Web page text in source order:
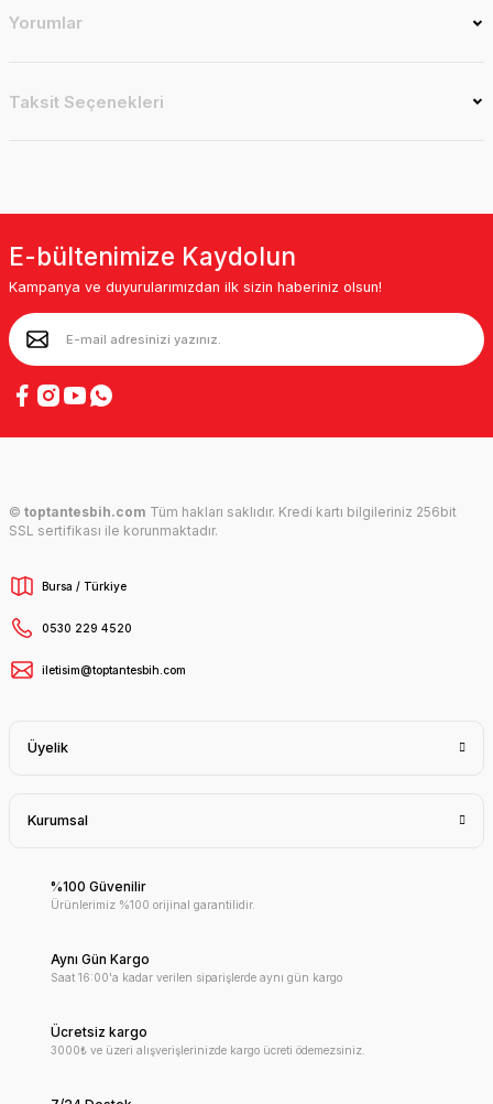
Yorumlar
Taksit Seçenekleri
E-bültenimize Kaydolun
Kampanya ve duyurularımızdan ilk sizin haberiniz olsun!
© toptantesbih.com Tüm hakları saklıdır. Kredi kartı bilgileriniz 256bit
SSL sertifikası ile korunmaktadır.
Bursa / Türkiye
0530 229 4520
iletisim@toptantesbih.com
Üyelik
Kurumsal
%100 Güvenilir
Ürünlerimiz %100 orijinal garantilidir.
Aynı Gün Kargo
Saat 16:00'a kadar verilen siparişlerde aynı gün kargo
Ücretsiz kargo
3000₺ ve üzeri alışverişlerinizde kargo ücreti ödemezsiniz.